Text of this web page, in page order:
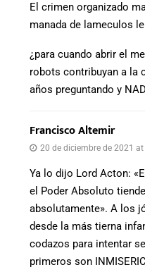
El crimen organizado
manada de lameculos
¿para cuando abrir el
robots contribuyan a la
años preguntando y
Francisco Altemir
20 de diciembre de 2021
Ya lo dijo Lord Acton:
el Poder Absoluto
absolutamente». A los
desde la más tierna
codazos para intentar
primeros son